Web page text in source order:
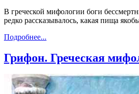
В греческой мифологии боги
редко рассказывалось, какая пища
Подробнее...
Грифон. Греческая